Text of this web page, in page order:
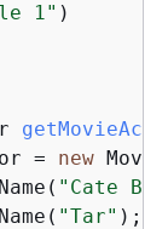
1" )
=
new
"Cate
"Tar" );